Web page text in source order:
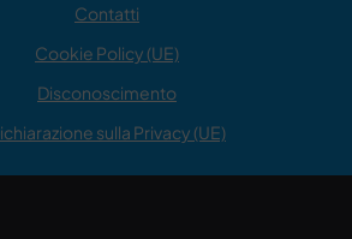
Contatti
Cookie Policy (UE)
Disconoscimento
sulla Privacy (UE)